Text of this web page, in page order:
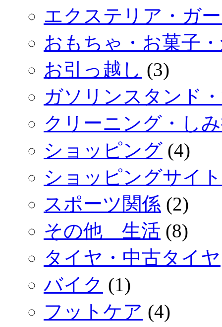
エクステリア・ガ
おもちゃ・お菓子
お引っ越し (3)
ガソリンスタンド
クリーニング・し
ショッピング (4)
ショッピングサイト
スポーツ関係 (2)
その他 生活 (8)
タイヤ・中古タイヤ
バイク (1)
フットケア (4)